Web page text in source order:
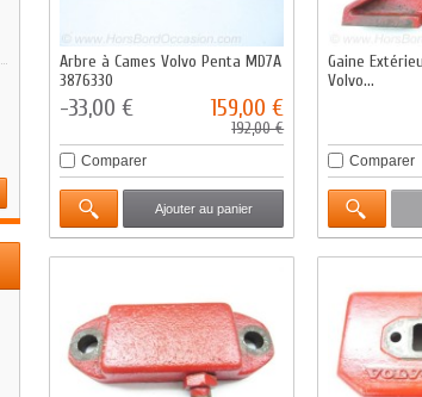
Arbre à Cames Volvo Penta MD7A
3876330
-33,00 € 159,00 €
192,00 €
Comparer
Ajouter au panier
Gaine
Volvo...
Comparer